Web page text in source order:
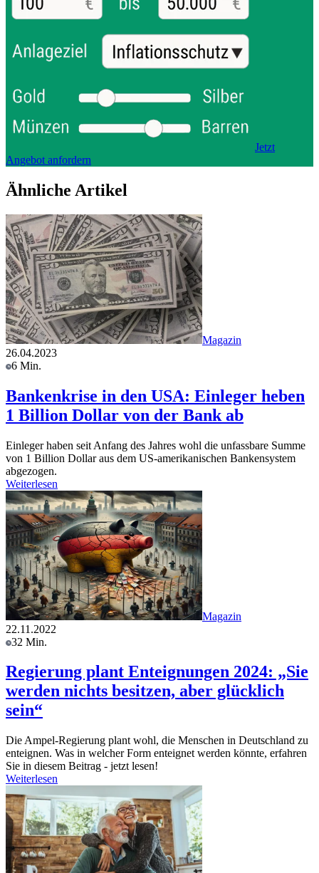
Jetzt
Angebot anfordern
Ähnliche Artikel
Magazin
26.04.2023
6 Min.
Bankenkrise in den USA: Einleger heben
1 Billion Dollar von der Bank ab
Einleger haben seit Anfang des Jahres wohl die unfassbare Summe
von 1 Billion Dollar aus dem US-amerikanischen Bankensystem
abgezogen.
Weiterlesen
Magazin
22.11.2022
32 Min.
Regierung plant Enteignungen 2024: „Sie
werden nichts besitzen, aber glücklich
sein“
Die Ampel-Regierung plant wohl, die Menschen in Deutschland zu
enteignen. Was in welcher Form enteignet werden könnte, erfahren
Sie in diesem Beitrag - jetzt lesen!
Weiterlesen